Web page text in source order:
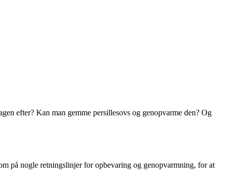
efter? Kan man gemme persillesovs og genopvarme den? Og
på nogle retningslinjer for opbevaring og genopvarmning, for at